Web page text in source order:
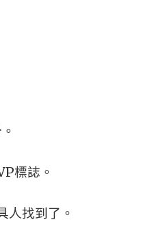
標誌。
人找到了。